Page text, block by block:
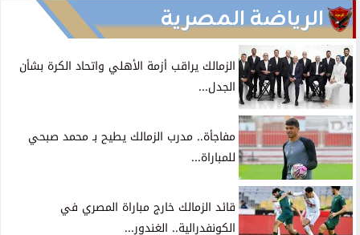
الرياضة المصرية
الزمالك يراقب أزمة الأهلي واتحاد الكرة بشأن
الجدل...
مفاجأة.. مدرب الزمالك يطيح بـ محمد صبحي
للمباراة...
قائد الزمالك خارج مباراة المصري في
الكونفدرالية.. الغندور...